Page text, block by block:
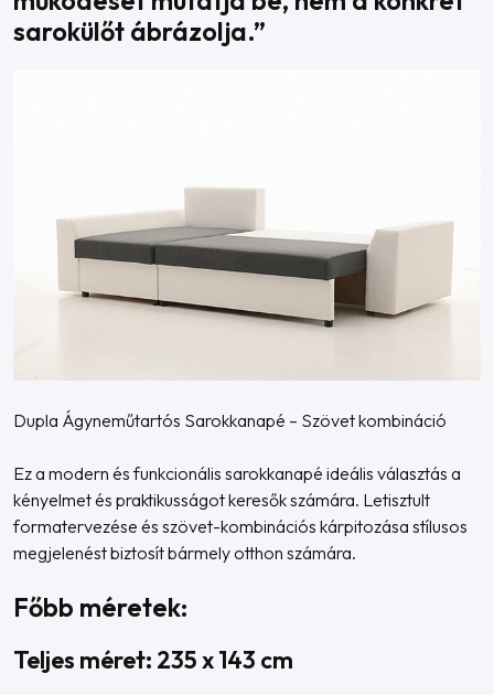
sarokülőt ábrázolja.”
Dupla Ágyneműtartós Sarokkanapé – Szövet kombináció
Ez a modern és funkcionális sarokkanapé ideális választás a
kényelmet és praktikusságot keresők számára. Letisztult
formatervezése és szövet-kombinációs kárpitozása stílusos
megjelenést biztosít bármely otthon számára.
Főbb méretek:
Teljes méret: 235 x 143 cm